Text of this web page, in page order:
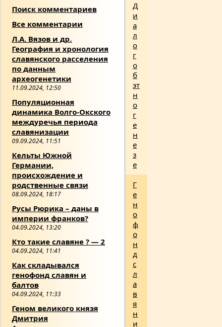
Поиск комментариев
Все комментарии
Л.А. Вязов и др.
География и хронология
славянского расселения
по данным
археогенетики
11.09.2024, 12:50
Популяционная
динамика Волго-Окского
междуречья периода
славянизации
09.09.2024, 11:51
Кельты Южной
Германии,
происхождение и
родственные связи
08.09.2024, 18:17
Русы Рюрика – даны в
империи франков?
04.09.2024, 13:20
Кто такие славяне ? — 2
04.09.2024, 11:41
Как складывался
генофонд славян и
балтов
04.09.2024, 11:33
Геном великого князя
Дмитрия
Д
и
а
л
о
г
о
б
эт
н
о
г
е
н
е
з
е
Г
е
н
о
ф
о
н
д
с
л
а
в
я
н
и